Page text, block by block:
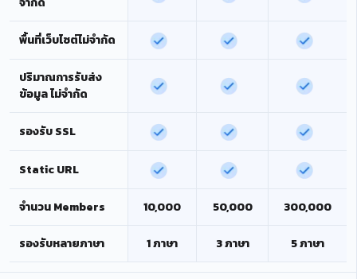
พื้นที่เว็บไซต์ไม่จำกัด
ปริมาณการรับส่ง
ข้อมูล ไม่จำกัด
รองรับ SSL
Static URL
จำนวน Members 10,000 50,000 300,000
รองรับหลายภาษา 1 ภาษา 3 ภาษา 5 ภาษา